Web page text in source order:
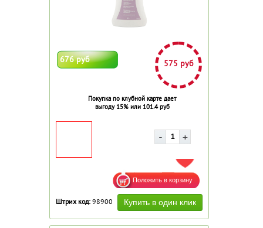
676 руб 575 руб
Покупка по клубной карте дает
выгоду 15% или 101.4 руб
ДОБАВИТЬ В ИЗБРАННОЕ
Штрих код: 98900